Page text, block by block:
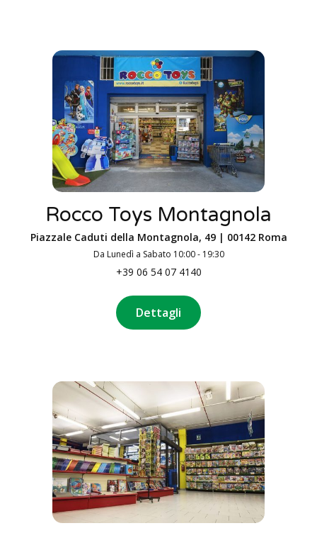
Rocco Toys Montagnola
Piazzale Caduti della Montagnola, 49 | 00142 Roma
Da Lunedì a Sabato 10:00 - 19:30
+39 06 54 07 4140
Dettagli